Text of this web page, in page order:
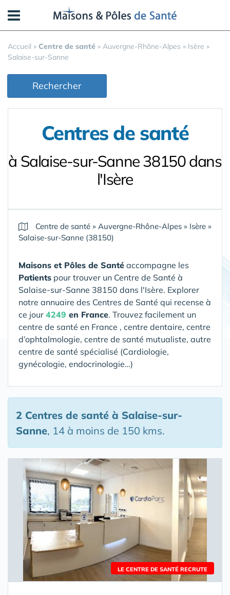
Accueil » Centre de santé » Auvergne-Rhône-Alpes » Isère »
Salaise-sur-Sanne
Rechercher
Centres de santé
à Salaise-sur-Sanne 38150 dans
l'Isère
Centre de santé » Auvergne-Rhône-Alpes » Isère »
Salaise-sur-Sanne (38150)
Maisons et Pôles de Santé accompagne les
Patients pour trouver un Centre de Santé à
Salaise-sur-Sanne 38150 dans l'Isère. Explorer
notre annuaire des Centres de Santé qui recense à
ce jour 4249 en France. Trouvez facilement un
centre de santé en France , centre dentaire, centre
d’ophtalmologie, centre de santé mutualiste, autre
centre de santé spécialisé (Cardiologie,
gynécologie, endocrinologie…)
2 Centres de santé à Salaise-sur-
Sanne, 14 à moins de 150 kms.
LE CENTRE DE SANTÉ RECRUTE
Panneau de gestion des cookies